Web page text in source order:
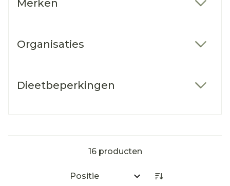
Merken
Organisaties
Dieetbeperkingen
16producten
Sorteer op: